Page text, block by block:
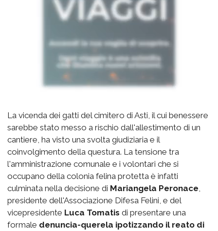
La vicenda dei gatti del cimitero di Asti, il cui benessere
sarebbe stato messo a rischio dall'allestimento di un
cantiere, ha visto una svolta giudiziaria e il
coinvolgimento della questura. La tensione tra
l'amministrazione comunale e i volontari che si
occupano della colonia felina protetta è infatti
culminata nella decisione di Mariangela Peronace,
presidente dell'Associazione Difesa Felini, e del
vicepresidente Luca Tomatis di presentare una
formale denuncia-querela ipotizzando il reato di